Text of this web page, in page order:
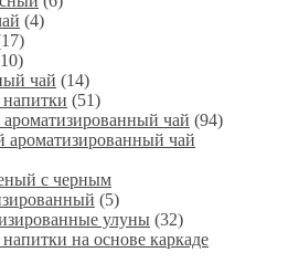
(4)
чай (14)
(51)
чай (94)
ароматизированный чай
с черным
(5)
улуны (32)
на основе каркаде